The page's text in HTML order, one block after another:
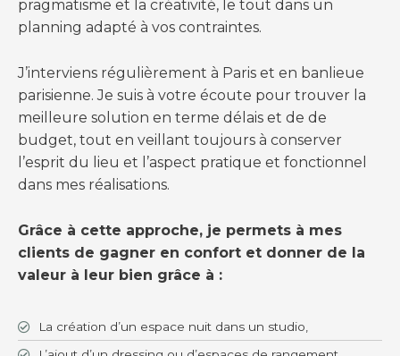
pragmatisme et la créativité, le tout dans un
planning adapté à vos contraintes.
J’interviens régulièrement à Paris et en banlieue
parisienne. Je suis à votre écoute pour trouver la
meilleure solution en terme délais et de de
budget, tout en veillant toujours à conserver
l’esprit du lieu et l’aspect pratique et fonctionnel
dans mes réalisations.
Grâce à cette approche, je permets à mes
clients de gagner en confort et donner de la
valeur à leur bien grâce à :
La création d’un espace nuit dans un studio,